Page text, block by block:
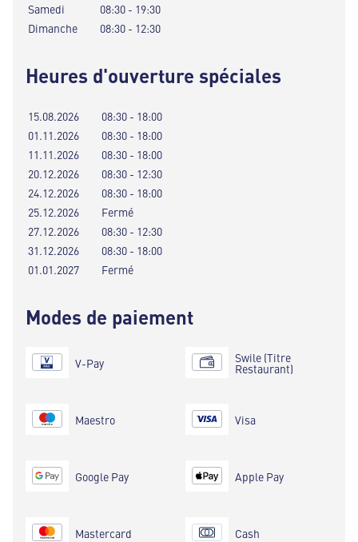
Samedi
08:30 - 19:30
Dimanche
08:30 - 12:30
Heures d'ouverture spéciales
15.08.2026
08:30 - 18:00
01.11.2026
08:30 - 18:00
11.11.2026
08:30 - 18:00
20.12.2026
08:30 - 12:30
24.12.2026
08:30 - 18:00
25.12.2026
Fermé
27.12.2026
08:30 - 12:30
31.12.2026
08:30 - 18:00
01.01.2027
Fermé
Modes de paiement
V-Pay
Maestro
Google Pay
Mastercard
Swile (Titre
Restaurant)
Visa
Apple Pay
Cash